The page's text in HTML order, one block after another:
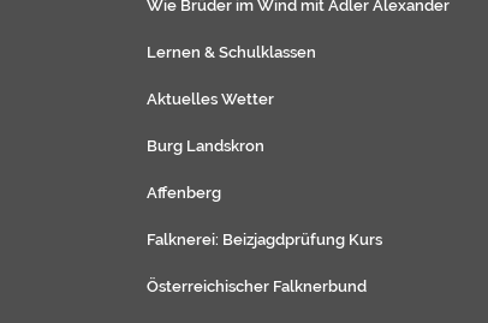
Wie Brüder im Wind mit Adler Alexander
Lernen & Schulklassen
Aktuelles Wetter
Burg Landskron
Affenberg
Falknerei: Beizjagdprüfung Kurs
Österreichischer Falknerbund